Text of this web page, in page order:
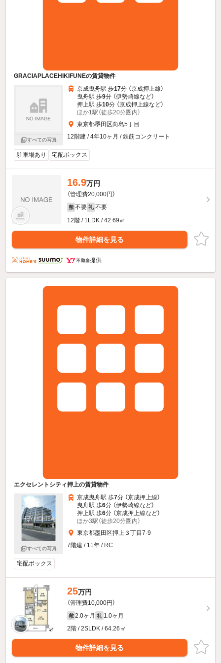
GRACIAPLACEHIKIFUNEの賃貸物件
すべての写真
京成曳舟駅 歩17分 （京成押上線）
曳舟駅 歩9分 （伊勢崎線など）
押上駅 歩10分 （京成押上線など）
ほか1駅（徒歩20分圏内）
東京都墨田区向島5丁目
12階建 / 4年10ヶ月 / 鉄筋コンクリート
駐車場あり 宅配ボックス
16.9万円
（管理費20,000円）
敷 不要 礼 不要
12階 / 1LDK / 42.69㎡
物件詳細を見る
提供
エクセレントシティ押上の賃貸物件
すべての写真
京成曳舟駅 歩7分 （京成押上線）
曳舟駅 歩6分 （伊勢崎線など）
押上駅 歩6分 （京成押上線など）
ほか3駅（徒歩20分圏内）
東京都墨田区押上３丁目7-9
7階建 / 11年 / RC
宅配ボックス
25万円
（管理費10,000円）
敷 2.0ヶ月 礼 1.0ヶ月
2階 / 2SLDK / 64.26㎡
物件詳細を見る